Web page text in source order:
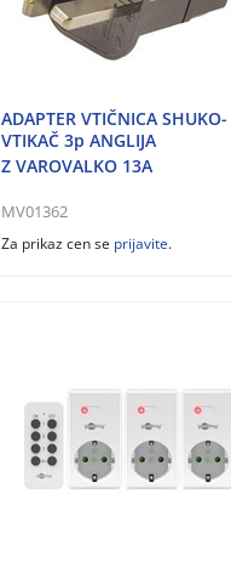
ADAPTER VTIČNICA SHUKO-
VTIKAČ 3p ANGLIJA
Z VAROVALKO 13A
MV01362
Za prikaz cen se prijavite.